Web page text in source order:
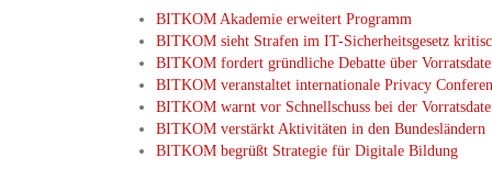
BITKOM Akademie erweitert Programm
BITKOM sieht Strafen im IT-Sicherheitsgesetz
BITKOM fordert gründliche Debatte über
BITKOM veranstaltet internationale Privacy
BITKOM warnt vor Schnellschuss bei der
BITKOM verstärkt Aktivitäten in den Bundesländern
BITKOM begrüßt Strategie für Digitale Bildung